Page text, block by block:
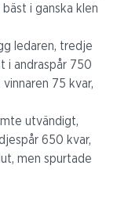
i ganska klen
ledaren, tredje
i andraspår 750
75 kvar,
utvändigt,
650 kvar,
men spurtade